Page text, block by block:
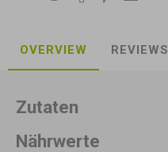
OVERVIEW REVIEWS
Zutaten
Nährwerte